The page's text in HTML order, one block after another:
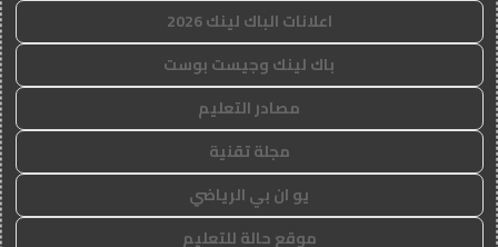
اعلانات الباك لينك 2026
باك لينك وجيست بوست
مصادر التعليم
مجلة تقنية
يو ان بي الرياضي
موقع حالة للتعليم